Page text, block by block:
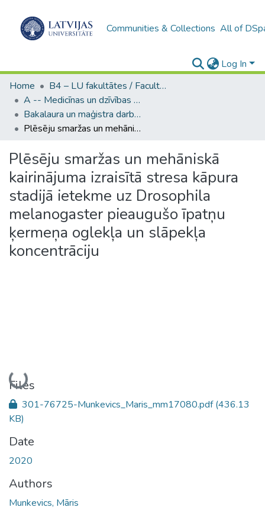
Communities & Collections All of
Log In
Home
B4 – LU fakultātes / Faculties of the UL
A -- Medicīnas un dzīvības zinātņu fakultāte / Faculty of Medicine and Life Sciences
Bakalaura un maģistra darbi (MDZF) / Bachelor's and Master's theses
Plēsēju smaržas un mehāniskā kairinājuma izraisītā stresa kāpura stadijā ietekme uz Drosophila melanogaster pieaugušo īpatņu ķermeņa oglekļa un slāpekļa koncentrāciju
Plēsēju smaržas un mehāniskā
kairinājuma izraisītā stresa kāpura
stadijā ietekme uz Drosophila
melanogaster pieaugušo īpatņu
ķermeņa oglekļa un slāpekļa
koncentrāciju
Loading...
Files
301-76725-Munkevics_Maris_mm17080.pdf(436.13
KB)
Date
2020
Authors
Munkevics, Māris